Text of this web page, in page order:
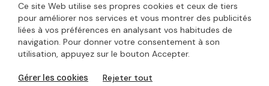
Ce site Web utilise ses propres cookies et ceux de tiers
pour améliorer nos services et vous montrer des publicités
liées à vos préférences en analysant vos habitudes de
navigation. Pour donner votre consentement à son
utilisation, appuyez sur le bouton Accepter.
Gérer les cookies Rejeter tout
Nos méthodes de livraison :
© Copyright 2026. Moonpack